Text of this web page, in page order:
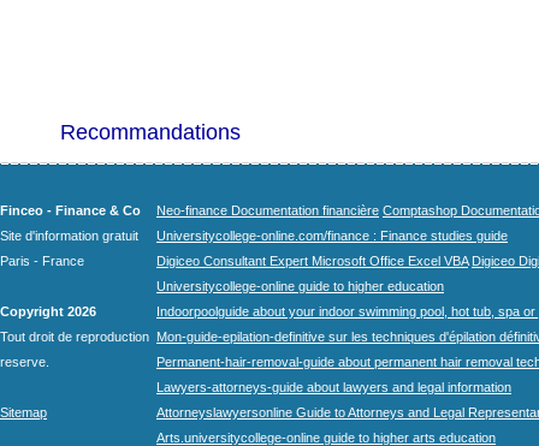
Recommandations
Finceo - Finance & Co
Site d'information gratuit
Paris - France
Copyright 2026
Tout droit de reproduction
reserve.
Sitemap
Neo-finance Documentation financière Comptashop
Universitycollege-online.com/finance : Finance studies guide
Digiceo Consultant Expert Microsoft Office Excel VBA Digiceo
Universitycollege-online guide to higher education
Indoorpoolguide about your indoor swimming pool, hot tub, spa
Mon-guide-epilation-definitive sur les techniques d'épilation
Permanent-hair-removal-guide about permanent hair removal
Lawyers-attorneys-guide about lawyers and legal information
Attorneyslawyersonline Guide to Attorneys and Legal
Arts.universitycollege-online guide to higher arts education